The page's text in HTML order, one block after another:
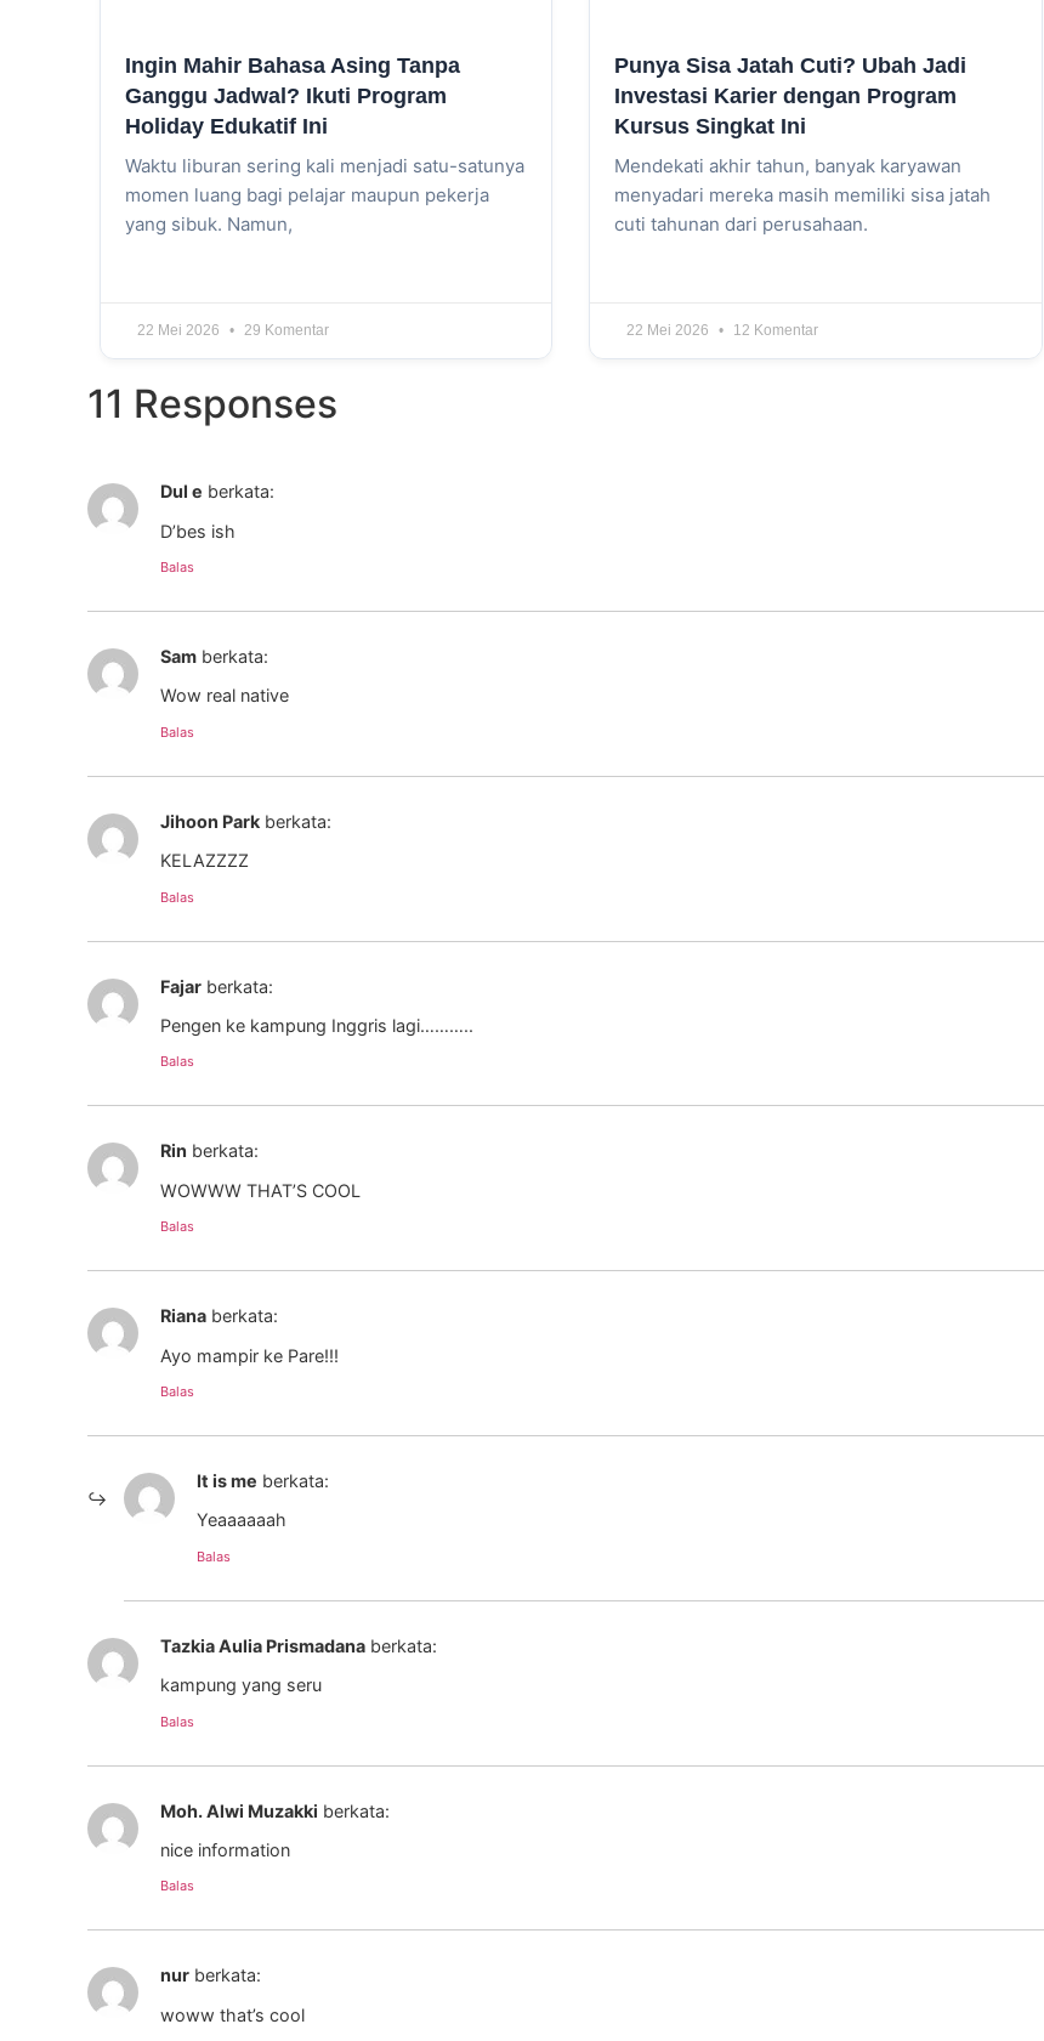
Ingin Mahir Bahasa Asing Tanpa
Ganggu Jadwal? Ikuti Program
Holiday Edukatif Ini
Waktu liburan sering kali menjadi satu-satunya
momen luang bagi pelajar maupun pekerja
yang sibuk. Namun,
22 Mei 2026 29 Komentar
Punya Sisa Jatah Cuti? Ubah Jadi
Investasi Karier dengan Program
Kursus Singkat Ini
Mendekati akhir tahun, banyak karyawan
menyadari mereka masih memiliki sisa jatah
cuti tahunan dari perusahaan.
22 Mei 2026 12 Komentar
11 Responses
Dul e berkata:
D’bes ish
Balas
Sam berkata:
Wow real native
Balas
Jihoon Park berkata:
KELAZZZZ
Balas
Fajar berkata:
Pengen ke kampung Inggris lagi………..
Balas
Rin berkata:
WOWWW THAT’S COOL
Balas
Riana berkata:
Ayo mampir ke Pare!!!
Balas
It is me berkata:
Yeaaaaaah
Balas
Tazkia Aulia Prismadana berkata:
kampung yang seru
Balas
Moh. Alwi Muzakki berkata:
nice information
Balas
nur berkata:
woww that’s cool